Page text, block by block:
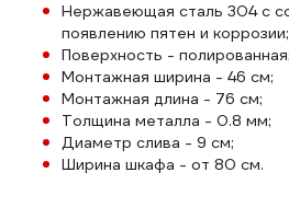
Нержавеющая сталь 304 с
появлению пятен и коррозии;
Поверхность - полированная;
Монтажная ширина - 46 см;
Монтажная длина - 76 см;
Толщина металла - 0.8 мм;
Диаметр слива - 9 см;
Ширина шкафа - от 80 см.